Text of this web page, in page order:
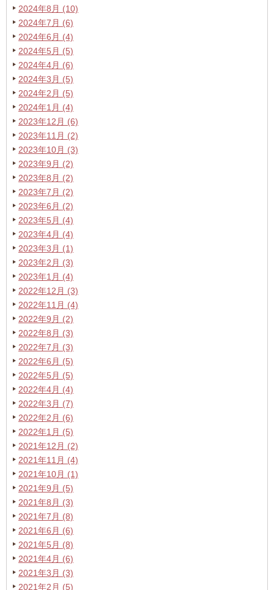
2024年8月 (10)
2024年7月 (6)
2024年6月 (4)
2024年5月 (5)
2024年4月 (6)
2024年3月 (5)
2024年2月 (5)
2024年1月 (4)
2023年12月 (6)
2023年11月 (2)
2023年10月 (3)
2023年9月 (2)
2023年8月 (2)
2023年7月 (2)
2023年6月 (2)
2023年5月 (4)
2023年4月 (4)
2023年3月 (1)
2023年2月 (3)
2023年1月 (4)
2022年12月 (3)
2022年11月 (4)
2022年9月 (2)
2022年8月 (3)
2022年7月 (3)
2022年6月 (5)
2022年5月 (5)
2022年4月 (4)
2022年3月 (7)
2022年2月 (6)
2022年1月 (5)
2021年12月 (2)
2021年11月 (4)
2021年10月 (1)
2021年9月 (5)
2021年8月 (3)
2021年7月 (8)
2021年6月 (6)
2021年5月 (8)
2021年4月 (6)
2021年3月 (3)
2021年2月 (5)